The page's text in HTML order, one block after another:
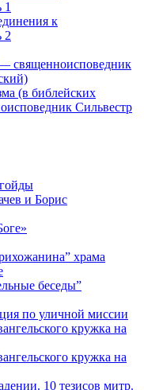
1
к
2
священноисповедник
(в библейских
Сильвестр
и Борис
храма
беседы”
по уличной миссии
кружка на
кружка на
10 тезисов митр.